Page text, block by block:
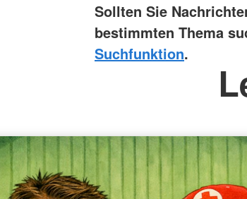
Sollten Sie
bestimmten Thema
Suchfunktion.